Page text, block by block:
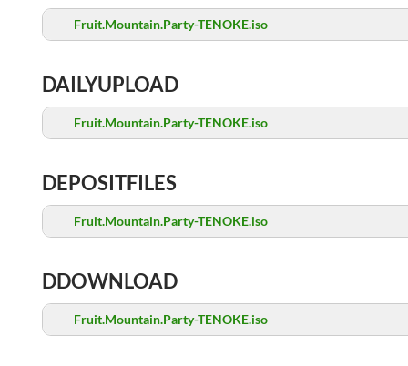
Fruit.Mountain.Party-TENOKE.iso
DAILYUPLOAD
Fruit.Mountain.Party-TENOKE.iso
DEPOSITFILES
Fruit.Mountain.Party-TENOKE.iso
DDOWNLOAD
Fruit.Mountain.Party-TENOKE.iso